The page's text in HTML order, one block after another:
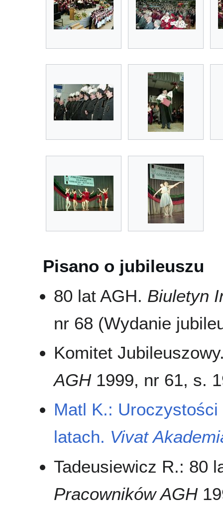
Pisano o jubileuszu
80 lat AGH. Biuletyn
nr 68 (Wydanie
Komitet
AGH1999, nr 61, s.
Matl K.:
latach. Vivat
Tadeusiewicz R.: 80
Pracowników AGH